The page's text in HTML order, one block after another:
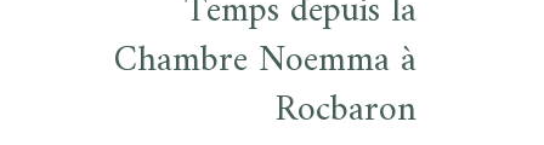
Chambre Noemma à
Rocbaron